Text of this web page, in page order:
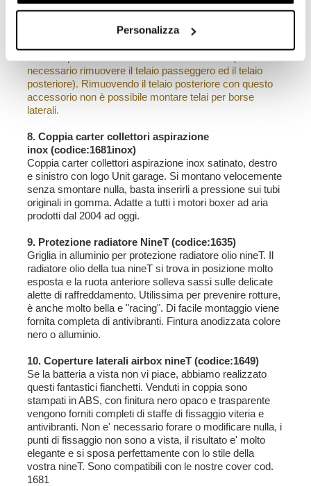
Personalizza
necessario per il montaggio e istruzioni . Fornito
moto!) Perfetto se montato in conbinazione con i nostri
necessario rimuovere il telaio passeggero ed il telaio
posteriore). Rimuovendo il telaio posteriore con questo
accessorio non è possibile montare telai per borse
laterali.
8. Coppia carter collettori aspirazione
inox (codice:1681inox)
Coppia carter collettori aspirazione inox satinato, destro
e sinistro con logo Unit garage. Si montano velocemente
senza smontare nulla, basta inserirli a pressione sui tubi
originali in gomma. Adatte a tutti i motori boxer ad aria
prodotti dal 2004 ad oggi.
9. Protezione radiatore NineT (codice:1635)
Griglia in alluminio per protezione radiatore olio nineT. Il
radiatore olio della tua nineT si trova in posizione molto
esposta e la ruota anteriore solleva sassi sulle delicate
alette di raffreddamento. Utilissima per prevenire rotture,
è anche molto bella e "racing". Di facile montaggio viene
fornita completa di antivibranti. Fintura anodizzata colore
nero o alluminio.
10. Coperture laterali airbox nineT (codice:1649)
Se la batteria a vista non vi piace, abbiamo realizzato
questi fantastici fianchetti. Venduti in coppia sono
stampati in ABS, con finitura nero opaco e trasparente
vengono forniti completi di staffe di fissaggio viteria e
antivibranti. Non e' necessario forare o modificare nulla, i
punti di fissaggio non sono a vista, il risultato e' molto
elegante e si sposa perfettamente con lo stile della
vostra nineT. Sono compatibili con le nostre cover cod.
1681